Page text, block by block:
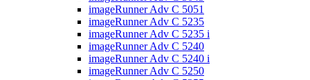
imageRunner Adv C 5051
imageRunner Adv C 5235
imageRunner Adv C 5235 i
imageRunner Adv C 5240
imageRunner Adv C 5240 i
imageRunner Adv C 5250